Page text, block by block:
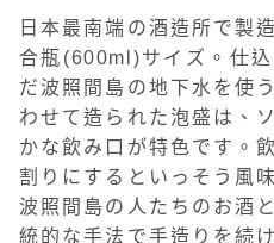
日本最南端の酒造所で製
合瓶(600ml)サイズ。仕
だ波照間島の地下水を使
わせて造られた泡盛は、
かな飲み口が特色です。
割りにするといっそう風
波照間島の人たちのお酒
統的な手法で手造りを続